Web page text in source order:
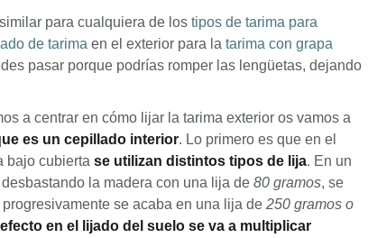
para cualquiera de los tipos de tarima para
de tarima en el exterior para la tarima con grapa
pasar porque podrías romper las lengüetas, dejando
a centrar en cómo lijar la tarima exterior os vamos a
es un cepillado interior. Lo primero es que en el
bajo cubierta se utilizan distintos tipos de lija. En un
la madera con una lija de 80 gramos, se
progresivamente se acaba en una lija de 250 gramos o
en el lijado del suelo se va a multiplicar